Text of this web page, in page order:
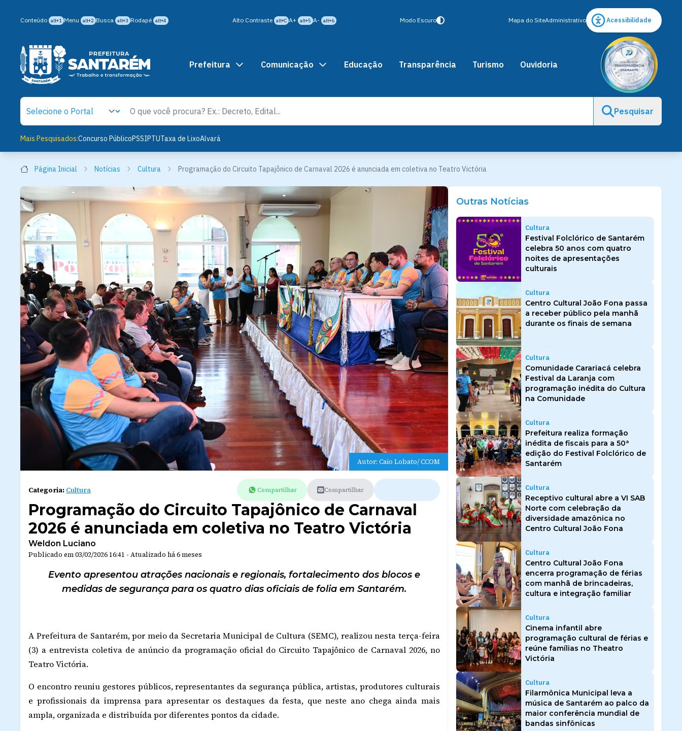
Conteúdo alt+1 Menu alt+2 Busca alt+3 Rodapé alt+4 Alto Contraste alt+C A+ alt+5 A- alt+6 Modo Escuro Mapa do SiteAdministrativo Acessibilidade
Prefeitura Comunicação Educação Transparência Turismo Ouvidoria
Pesquisar
Mais Pesquisados:Concurso PúblicoPSSIPTUTaxa de LixoAlvará
Página Inicial Notícias Cultura Programação do Circuito Tapajônico de Carnaval 2026 é anunciada em coletiva no Teatro Victória
Autor: Caio Lobato/ CCOM
Categoria: Cultura Compartilhar Compartilhar
Programação do Circuito Tapajônico de Carnaval
2026 é anunciada em coletiva no Teatro Victória
Weldon Luciano
Publicado em03/02/2026 16:41 - Atualizado há 6 meses
Evento apresentou atrações nacionais e regionais, fortalecimento dos blocos e
medidas de segurança para os quatro dias oficiais de folia em Santarém.
A Prefeitura de Santarém, por meio da Secretaria Municipal de Cultura (SEMC), realizou nesta terça-feira
(3) a entrevista coletiva de anúncio da programação oficial do Circuito Tapajônico de Carnaval 2026, no
Teatro Victória.
O encontro reuniu gestores públicos, representantes da segurança pública, artistas, produtores culturais
e profissionais da imprensa para apresentar os destaques da festa, que neste ano chega ainda mais
ampla, organizada e distribuída por diferentes pontos da cidade.
Outras Notícias
Cultura
Festival Folclórico de Santarém
celebra 50 anos com quatro
noites de apresentações
culturais
Cultura
Centro Cultural João Fona passa
a receber público pela manhã
durante os finais de semana
Cultura
Comunidade Carariacá celebra
Festival da Laranja com
programação inédita do Cultura
na Comunidade
Cultura
Prefeitura realiza formação
inédita de fiscais para a 50ª
edição do Festival Folclórico de
Santarém
Cultura
Receptivo cultural abre a VI SAB
Norte com celebração da
diversidade amazônica no
Centro Cultural João Fona
Cultura
Centro Cultural João Fona
encerra programação de férias
com manhã de brincadeiras,
cultura e integração familiar
Cultura
Cinema infantil abre
programação cultural de férias e
reúne famílias no Theatro
Victória
Cultura
Filarmônica Municipal leva a
música de Santarém ao palco da
maior conferência mundial de
bandas sinfônicas